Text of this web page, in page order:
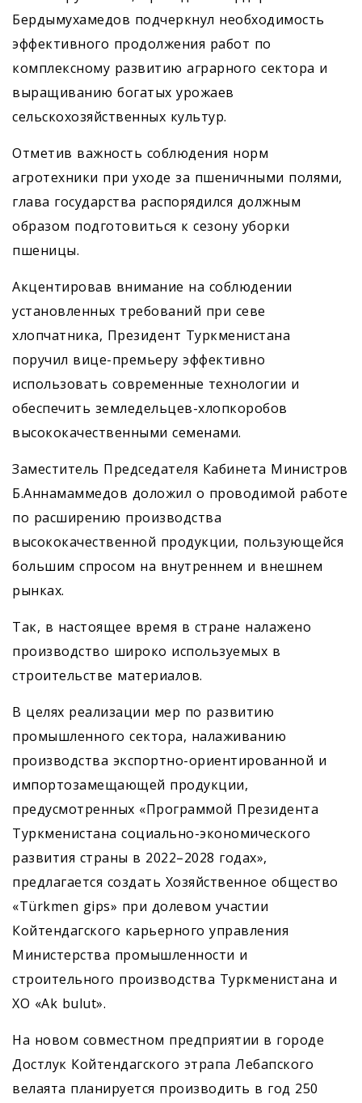
Бердымухамедов подчеркнул необходимость
эффективного продолжения работ по
комплексному развитию аграрного сектора и
выращиванию богатых урожаев
сельскохозяйственных культур.
Отметив важность соблюдения норм
агротехники при уходе за пшеничными полями,
глава государства распорядился должным
образом подготовиться к сезону уборки
пшеницы.
Акцентировав внимание на соблюдении
установленных требований при севе
хлопчатника, Президент Туркменистана
поручил вице-премьеру эффективно
использовать современные технологии и
обеспечить земледельцев-хлопкоробов
высококачественными семенами.
Заместитель Председателя Кабинета Министров
Б.Аннамаммедов доложил о проводимой работе
по расширению производства
высококачественной продукции, пользующейся
большим спросом на внутреннем и внешнем
рынках.
Так, в настоящее время в стране налажено
производство широко используемых в
строительстве материалов.
В целях реализации мер по развитию
промышленного сектора, налаживанию
производства экспортно-ориентированной и
импортозамещающей продукции,
предусмотренных «Программой Президента
Туркменистана социально-экономического
развития страны в 2022–2028 годах»,
предлагается создать Хозяйственное общество
«Türkmen gips» при долевом участии
Койтендагского карьерного управления
Министерства промышленности и
строительного производства Туркменистана и
ХО «Ak bulut».
На новом совместном предприятии в городе
Достлук Койтендагского этрапа Лебапского
велаята планируется производить в год 250